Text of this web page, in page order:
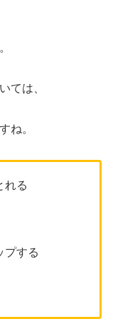
ては、
ね。
れる
プする